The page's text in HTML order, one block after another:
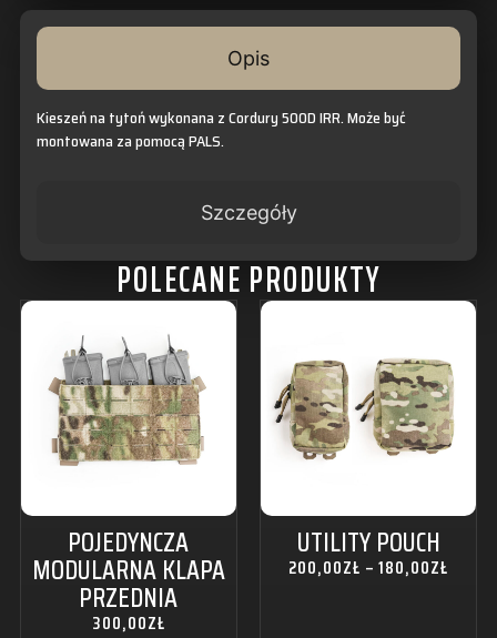
Opis
Szczegóły
Kieszeń na tytoń wykonana z Cordury 500D IRR. Może być
montowana za pomocą PALS.
POLECANE PRODUKTY
POJEDYNCZA
MODULARNA KLAPA
PRZEDNIA
300,00ZŁ
UTILITY POUCH
180,00ZŁ
–
200,00ZŁ